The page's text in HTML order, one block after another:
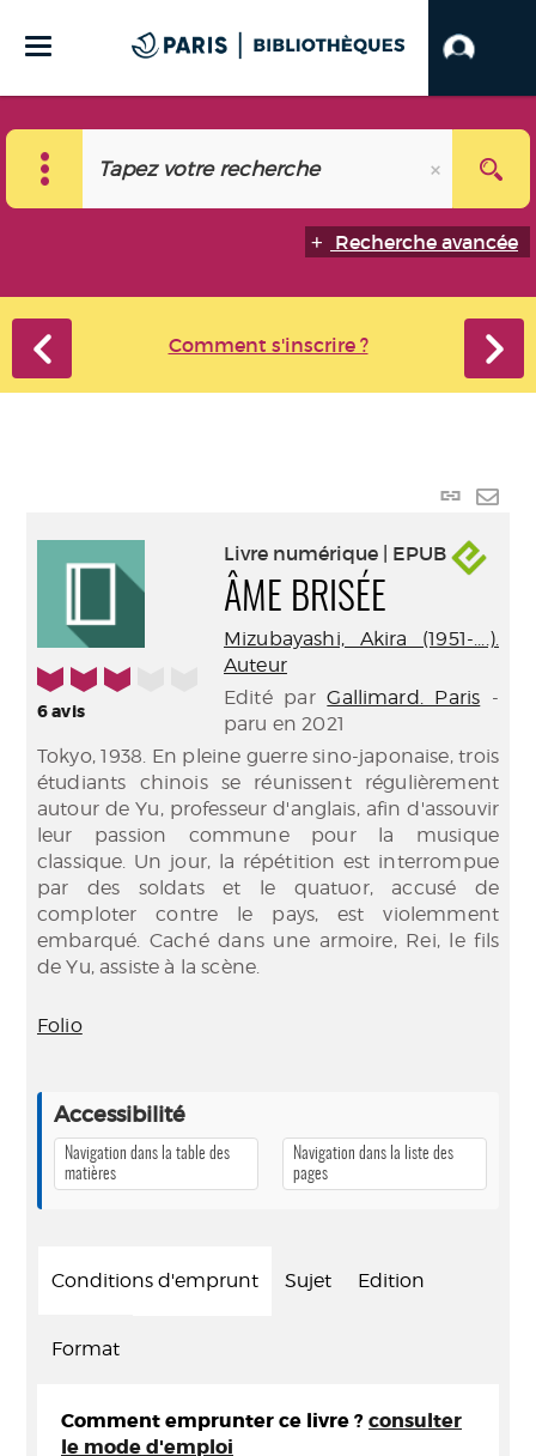
Recherche avancée
Comment s'inscrire ?
Lien
3/5
6avis
Livre numérique | EPUB
ÂME BRISÉE
Mizubayashi, Akira (1951-....).
Auteur
Edité parGallimard. Paris -
paru en 2021
Tokyo, 1938. En pleine guerre sino-japonaise, trois
étudiants chinois se réunissent régulièrement
autour de Yu, professeur d'anglais, afin d'assouvir
leur passion commune pour la musique
classique. Un jour, la répétition est interrompue
par des soldats et le quatuor, accusé de
comploter contre le pays, est violemment
embarqué. Caché dans une armoire, Rei, le fils
de Yu, assiste à la scène.
Folio
Accessibilité
Navigation dans la table des
matières
Navigation dans la liste des
pages
Conditions d'emprunt Sujet Edition
Format
Comment emprunter ce livre ? consulter
le mode d'emploi